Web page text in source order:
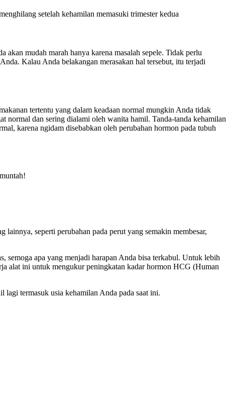
setelah kehamilan memasuki trimester kedua
mudah marah hanya karena masalah sepele. Tidak perlu
Kalau Anda belakangan merasakan hal tersebut, itu terjadi
tertentu yang dalam keadaan normal mungkin Anda tidak
normal dan sering dialami oleh wanita hamil. Tanda-tanda kehamilan
karena ngidam disebabkan oleh perubahan hormon pada tubuh
lainnya, seperti perubahan pada perut yang semakin membesar,
semoga apa yang menjadi harapan Anda bisa terkabul. Untuk lebih
alat ini untuk mengukur peningkatan kadar hormon HCG (Human
lagi termasuk usia kehamilan Anda pada saat ini.